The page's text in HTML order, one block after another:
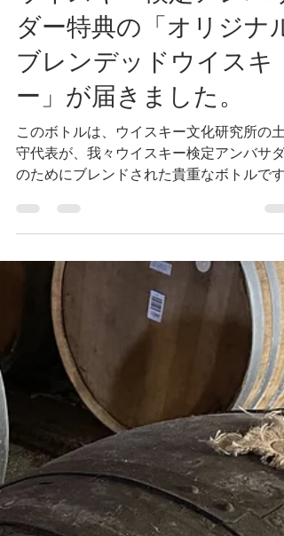
asami
2022年12月3日
読了時間: 1分
ウイスキー検定アンバサ
ダー特典の「オリジナル
ブレンデッドウイスキ
ー」が届きました。
このボトルは、ウイスキー文化研究所の土
守代表が、我々ウイスキー検定アンバサダ
「ワールドブレンデッドウイスキー」と「
レンデッドスコッチウイスキー」の２種類
造られたようですが、当店は、後者の方が
きました。...